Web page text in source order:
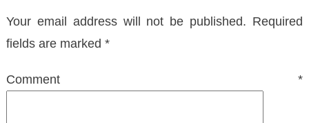
Your email address will not be published. Required
fields are marked *
Comment*